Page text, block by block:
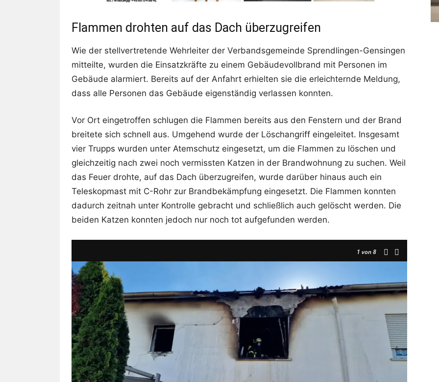
Flammen drohten auf das Dach überzugreifen
Wie der stellvertretende Wehrleiter der Verbandsgemeinde Sprendlingen-Gensingen
mitteilte, wurden die Einsatzkräfte zu einem Gebäudevollbrand mit Personen im
Gebäude alarmiert. Bereits auf der Anfahrt erhielten sie die erleichternde Meldung,
dass alle Personen das Gebäude eigenständig verlassen konnten.
Vor Ort eingetroffen schlugen die Flammen bereits aus den Fenstern und der Brand
breitete sich schnell aus. Umgehend wurde der Löschangriff eingeleitet. Insgesamt
vier Trupps wurden unter Atemschutz eingesetzt, um die Flammen zu löschen und
gleichzeitig nach zwei noch vermissten Katzen in der Brandwohnung zu suchen. Weil
das Feuer drohte, auf das Dach überzugreifen, wurde darüber hinaus auch ein
Teleskopmast mit C-Rohr zur Brandbekämpfung eingesetzt. Die Flammen konnten
dadurch zeitnah unter Kontrolle gebracht und schließlich auch gelöscht werden. Die
beiden Katzen konnten jedoch nur noch tot aufgefunden werden.
1 von 8